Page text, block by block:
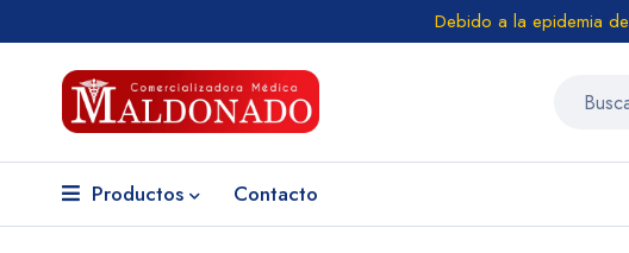
Debido a la epidemia de
Productos Contacto